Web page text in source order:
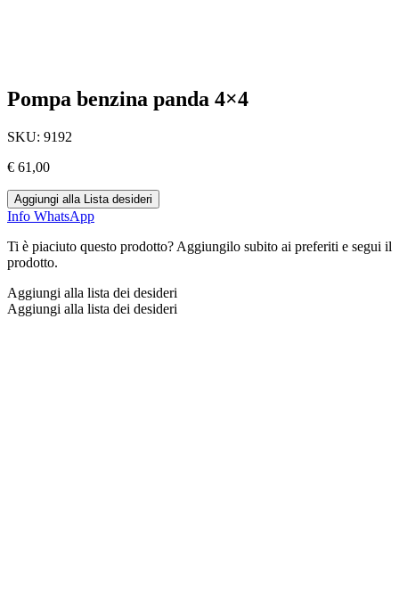
Pompa benzina panda 4×4
SKU: 9192
€ 61,00
Aggiungi alla Lista desideri
Info WhatsApp
Ti è piaciuto questo prodotto? Aggiungilo subito ai preferiti e segui il
prodotto.
Aggiungi alla lista dei desideri
Aggiungi alla lista dei desideri